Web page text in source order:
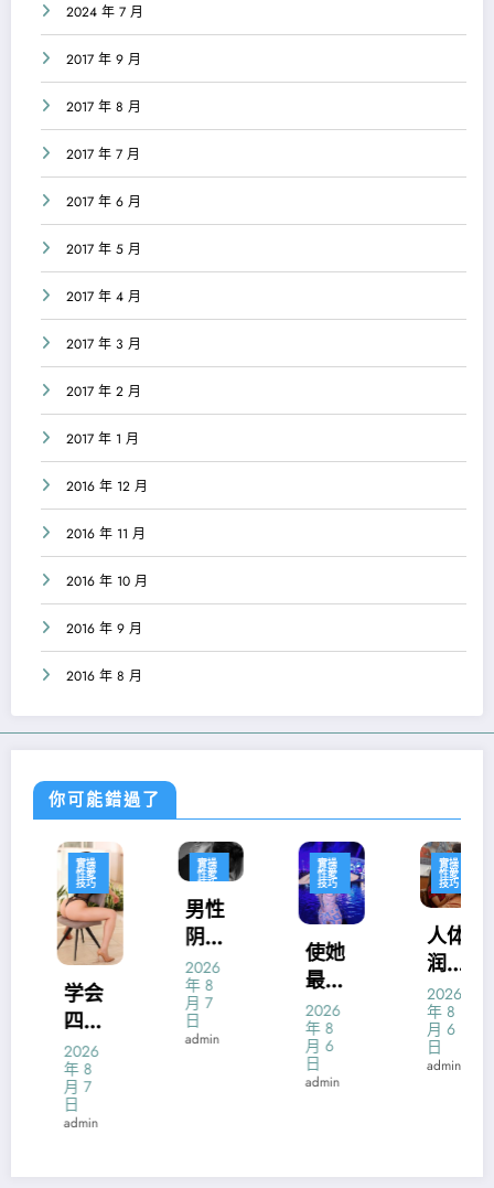
2024 年 7 月
2017 年 9 月
2017 年 8 月
2017 年 7 月
2017 年 6 月
2017 年 5 月
2017 年 4 月
2017 年 3 月
2017 年 2 月
2017 年 1 月
2016 年 12 月
2016 年 11 月
2016 年 10 月
2016 年 9 月
2016 年 8 月
你可能錯過了
技巧
学会
四种
性交
运动
征服
你的
2026
年 8
月 7
admin
實操
性愛
技巧
男性
阴茎
炼：
硬度
强化
2026
年 8
月 7
admin
實操
性愛
技巧
使她
最易
达到
性高
潮体
位的
2026
年 8
月 6
admin
實操
性愛
技巧
人体
润滑
液什
么牌
子好
2026
年 8
月 6
admin